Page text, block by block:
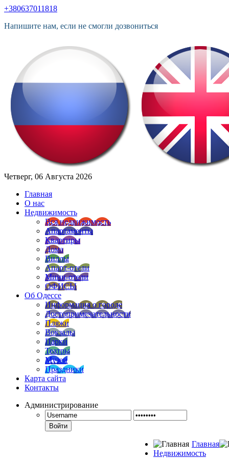
+380637011818
Напишите нам, если не смогли дозвониться
Четверг, 06 Августа 2026
Главная
О нас
Недвижимость
Вся недвижимость
Апартаменты
Квартиры
Дома
Виллы
Апарт-отели
Мини-отели
ОФИСЫ
Об Одессе
Информация о городе
Достопримечательности
Пляжи
Вокзалы
Парки
Театры
Музеи
Праздники
Карта сайта
Контакты
Администрирование
Войти
Главная
Недвижимость